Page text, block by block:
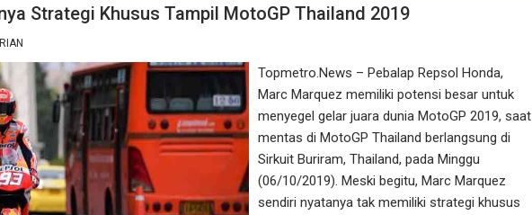
Strategi Khusus Tampil MotoGP Thailand 2019
Topmetro.News – Pebalap Repsol Honda,
Marc Marquez memiliki potensi besar untuk
menyegel gelar juara dunia MotoGP 2019, saat
mentas di MotoGP Thailand berlangsung di
Sirkuit Buriram, Thailand, pada Minggu
(06/10/2019). Meski begitu, Marc Marquez
sendiri nyatanya tak memiliki strategi khusus